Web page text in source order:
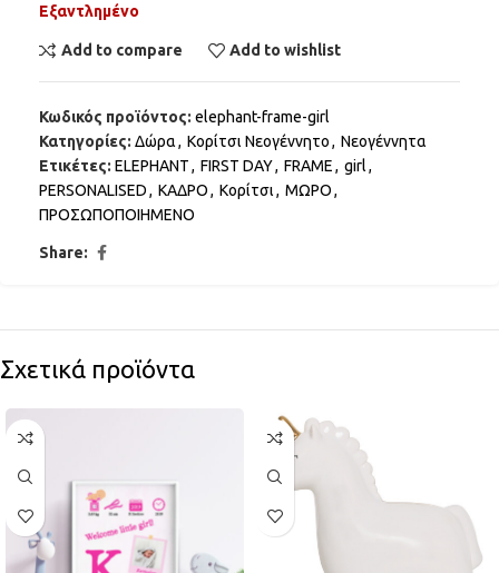
Εξαντλημένο
Add to compare Add to wishlist
Κωδικός προϊόντος: elephant-frame-girl
Κατηγορίες: Δώρα, Κορίτσι Νεογέννητο, Νεογέννητα
Ετικέτες: ELEPHANT, FIRST DAY, FRAME, girl,
PERSONALISED, ΚΑΔΡΟ, Κορίτσι, ΜΩΡΟ,
ΠΡΟΣΩΠΟΠΟΙΗΜΕΝΟ
Share:
Σχετικά προϊόντα